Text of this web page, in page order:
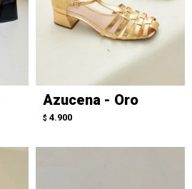
Azucena - Oro
$ 4.900